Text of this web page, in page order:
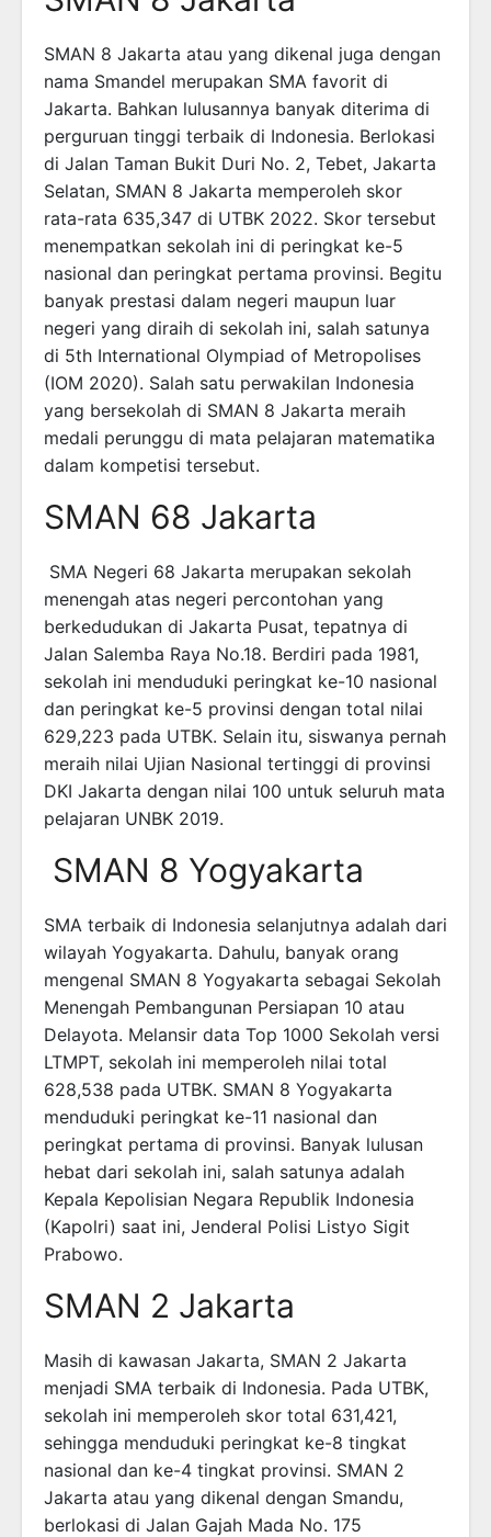
SMAN 8 Jakarta atau yang dikenal juga dengan
nama Smandel merupakan SMA favorit di
Jakarta. Bahkan lulusannya banyak diterima di
perguruan tinggi terbaik di Indonesia. Berlokasi
di Jalan Taman Bukit Duri No. 2, Tebet, Jakarta
Selatan, SMAN 8 Jakarta memperoleh skor
rata-rata 635,347 di UTBK 2022. Skor tersebut
menempatkan sekolah ini di peringkat ke-5
nasional dan peringkat pertama provinsi. Begitu
banyak prestasi dalam negeri maupun luar
negeri yang diraih di sekolah ini, salah satunya
di 5th International Olympiad of Metropolises
(IOM 2020). Salah satu perwakilan Indonesia
yang bersekolah di SMAN 8 Jakarta meraih
medali perunggu di mata pelajaran matematika
dalam kompetisi tersebut.
SMAN 68 Jakarta
SMA Negeri 68 Jakarta merupakan sekolah
menengah atas negeri percontohan yang
berkedudukan di Jakarta Pusat, tepatnya di
Jalan Salemba Raya No.18. Berdiri pada 1981,
sekolah ini menduduki peringkat ke-10 nasional
dan peringkat ke-5 provinsi dengan total nilai
629,223 pada UTBK. Selain itu, siswanya pernah
meraih nilai Ujian Nasional tertinggi di provinsi
DKI Jakarta dengan nilai 100 untuk seluruh mata
pelajaran UNBK 2019.
SMAN 8 Yogyakarta
SMA terbaik di Indonesia selanjutnya adalah dari
wilayah Yogyakarta. Dahulu, banyak orang
mengenal SMAN 8 Yogyakarta sebagai Sekolah
Menengah Pembangunan Persiapan 10 atau
Delayota. Melansir data Top 1000 Sekolah versi
LTMPT, sekolah ini memperoleh nilai total
628,538 pada UTBK. SMAN 8 Yogyakarta
menduduki peringkat ke-11 nasional dan
peringkat pertama di provinsi. Banyak lulusan
hebat dari sekolah ini, salah satunya adalah
Kepala Kepolisian Negara Republik Indonesia
(Kapolri) saat ini, Jenderal Polisi Listyo Sigit
Prabowo.
SMAN 2 Jakarta
Masih di kawasan Jakarta, SMAN 2 Jakarta
menjadi SMA terbaik di Indonesia. Pada UTBK,
sekolah ini memperoleh skor total 631,421,
sehingga menduduki peringkat ke-8 tingkat
nasional dan ke-4 tingkat provinsi. SMAN 2
Jakarta atau yang dikenal dengan Smandu,
berlokasi di Jalan Gajah Mada No. 175